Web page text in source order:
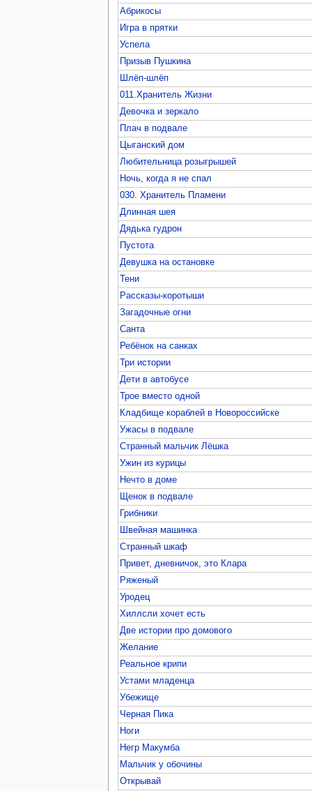
Абрикосы
Игра в прятки
Успела
Призыв Пушкина
Шлёп-шлёп
011.Хранитель Жизни
Девочка и зеркало
Плач в подвале
Цыганский дом
Любительница розыгрышей
Ночь, когда я не спал
030. Хранитель Пламени
Длинная шея
Дядька гудрон
Пустота
Девушка на остановке
Тени
Рассказы-коротыши
Загадочные огни
Санта
Ребёнок на санках
Три истории
Дети в автобусе
Трое вместо одной
Кладбище кораблей в Новороссийске
Ужасы в подвале
Странный мальчик Лёшка
Ужин из курицы
Нечто в доме
Щенок в подвале
Грибники
Швейная машинка
Странный шкаф
Привет, дневничок, это Клара
Ряженый
Уродец
Хиллсли хочет есть
Две истории про домового
Желание
Реальное крипи
Устами младенца
Убежище
Черная Пика
Ноги
Негр Макумба
Мальчик у обочины
Открывай